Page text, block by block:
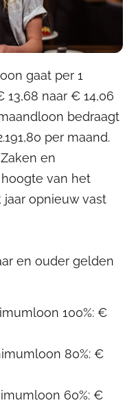
gaat per 1
13,68 naar € 14,06
bedraagt
per maand.
en
van het
opnieuw vast
en ouder gelden
100%: €
80%: €
60%: €